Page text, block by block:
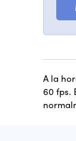
A la
60 fps.